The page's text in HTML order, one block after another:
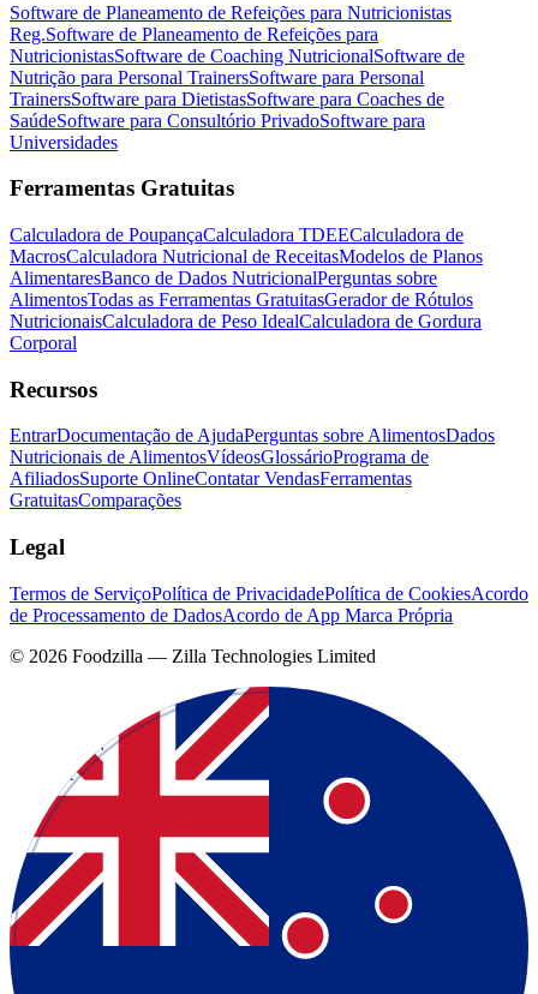
Software de Planeamento de Refeições para Nutricionistas
Reg.Software de Planeamento de Refeições para
NutricionistasSoftware de Coaching NutricionalSoftware de
Nutrição para Personal TrainersSoftware para Personal
TrainersSoftware para DietistasSoftware para Coaches de
SaúdeSoftware para Consultório PrivadoSoftware para
Universidades
Ferramentas Gratuitas
Calculadora de PoupançaCalculadora TDEECalculadora de
MacrosCalculadora Nutricional de ReceitasModelos de Planos
AlimentaresBanco de Dados NutricionalPerguntas sobre
AlimentosTodas as Ferramentas GratuitasGerador de Rótulos
NutricionaisCalculadora de Peso IdealCalculadora de Gordura
Corporal
Recursos
EntrarDocumentação de AjudaPerguntas sobre AlimentosDados
Nutricionais de AlimentosVídeosGlossárioPrograma de
AfiliadosSuporte OnlineContatar VendasFerramentas
GratuitasComparações
Legal
Termos de ServiçoPolítica de PrivacidadePolítica de CookiesAcordo
de Processamento de DadosAcordo de App Marca Própria
© 2026 Foodzilla — Zilla Technologies Limited